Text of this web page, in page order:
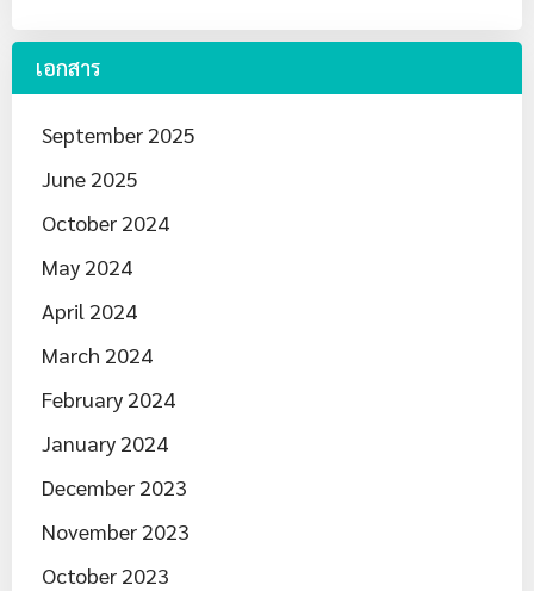
เอกสาร
September 2025
June 2025
October 2024
May 2024
April 2024
March 2024
February 2024
January 2024
December 2023
November 2023
October 2023